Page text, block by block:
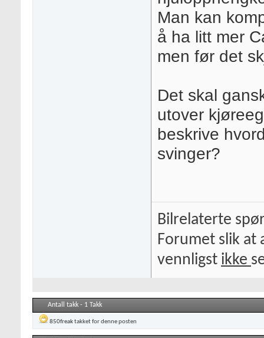
Man kan
å ha litt mer
men før det
Det skal
utover
beskrive
svinger?
Bilrelaterte
Forumet slik at
vennligst ikke
Antall takk - 1 Takk
850freaktakket for denne posten